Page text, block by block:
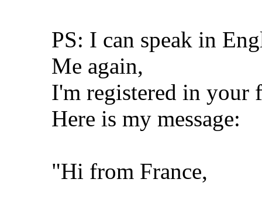
PS: I can speak in
Me again,
I'm registered in your
Here is my message:
"Hi from France,